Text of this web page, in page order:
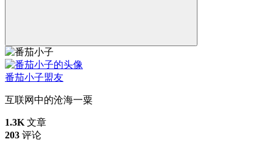
番茄小子盟友
互联网中的沧海一粟
1.3K 文章
203 评论